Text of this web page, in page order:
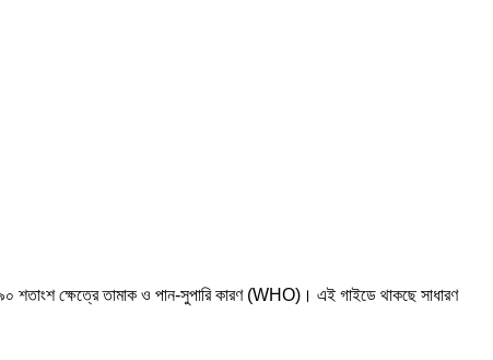
শতাংশ ক্ষেত্রে তামাক ও পান-সুপারি কারণ (WHO)। এই গাইডে থাকছে সাধারণ